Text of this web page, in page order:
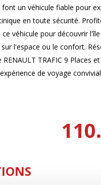
un véhicule fiable pour
en toute sécurité.
véhicule pour découvrir
l'espace ou le confort.
TRAFIC 9 Places
de voyage